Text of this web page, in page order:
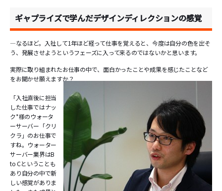
ギャプライズで学んだデザインディレクションの感覚
―なるほど。入社して1年ほど経って仕事を覚えると、今度は自分の色を出そ
う、発展させようというフェーズに入って来るのではないかと思います。
実際に取り組まれたお仕事の中で、面白かったことや成果を感じたことなど
をお聞かせ願えますか？
「入社直後に担当
した仕事ではナッ
ク*様のウォータ
ーサーバー「クリ
クラ」のお仕事で
すね。ウォーター
サーバー業界はB
to Cということも
あり自分の中で新
しい感覚がありま